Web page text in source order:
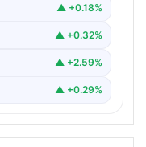
▲ +0.18%
▲ +0.32%
▲ +2.59%
▲ +0.29%